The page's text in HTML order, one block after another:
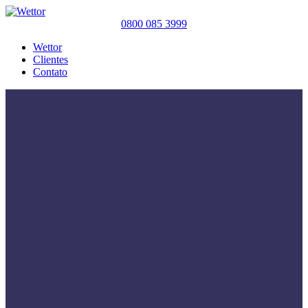
0800 085 3999
Wettor
Clientes
Contato